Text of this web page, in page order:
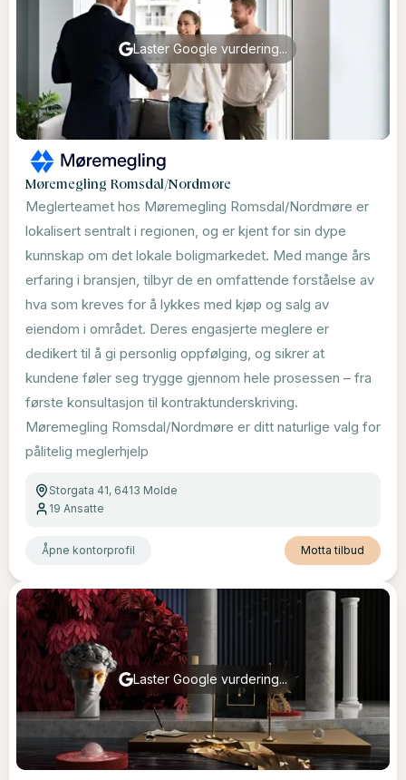
Laster Google vurdering...
Møremegling Romsdal/Nordmøre
Meglerteamet hos Møremegling Romsdal/Nordmøre er
lokalisert sentralt i regionen, og er kjent for sin dype
kunnskap om det lokale boligmarkedet. Med mange års
erfaring i bransjen, tilbyr de en omfattende forståelse av
hva som kreves for å lykkes med kjøp og salg av
eiendom i området. Deres engasjerte meglere er
dedikert til å gi personlig oppfølging, og sikrer at
kundene føler seg trygge gjennom hele prosessen – fra
første konsultasjon til kontraktunderskriving.
Møremegling Romsdal/Nordmøre er ditt naturlige valg for
pålitelig meglerhjelp
Storgata 41, 6413 Molde
19 Ansatte
Åpne kontorprofil Motta tilbud
Laster Google vurdering...